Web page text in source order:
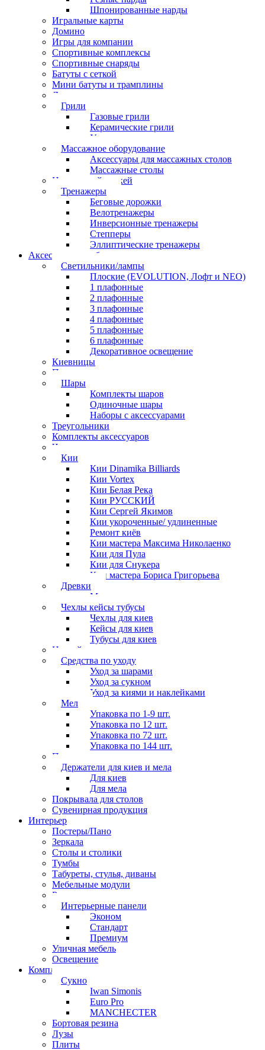
Шпонированные нарды
Игральные карты
Домино
Игры для компании
Спортивные комплексы
Спортивные снаряды
Батуты с сеткой
Мини батуты и трамплины
Дартс
Грили
Газовые грили
Керамические грили
Угольные грили
Массажное оборудование
Аксессуары для массажных столов
Массажные столы
Настольный хоккей
Тренажеры
Беговые дорожки
Велотренажеры
Инверсионные тренажеры
Степперы
Эллиптические тренажеры
Аксессуары для бильярда
Светильники/лампы
Плоские (EVOLUTION, Лофт и NEO)
1 плафонные
2 плафонные
3 плафонные
4 плафонные
5 плафонные
6 плафонные
Декоративное освещение
Киевницы
Полочки
Шары
Комплекты шаров
Одиночные шары
Наборы с аксессуарами
Треугольники
Комплекты аксессуаров
Часы
Кии
Кии Dinamika Billiards
Кии Vortex
Кии Белая Река
Кии РУССКИЙ
Кии Сергей Якимов
Кии укороченные/ удлиненные
Ремонт киёв
Кии мастера Максима Николаенко
Кии для Пула
Кии для Снукера
Кии мастера Бориса Григорьева
Древки
Мосты для киев
Чехлы кейсы тубусы
Чехлы для киев
Кейсы для киев
Тубусы для киев
Наклейки
Средства по уходу
Уход за шарами
Уход за сукном
Уход за киями и наклейками
Мел
Упаковка по 1-9 шт.
Упаковка по 12 шт.
Упаковка по 72 шт.
Упаковка по 144 шт.
Перчатки
Держатели для киев и мела
Для киев
Для мела
Покрывала для столов
Сувенирная продукция
Интерьер
Постеры/Пано
Зеркала
Столы и столики
Тумбы
Табуреты, стулья, диваны
Мебельные модули
Рамы под картины
Интерьерные панели
Эконом
Стандарт
Премиум
Уличная мебель
Освещение
Комплектующие
Сукно
Iwan Simonis
Euro Pro
MANCHECTER
Бортовая резина
Лузы
Плиты